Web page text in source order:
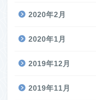
2020年2月
2020年1月
2019年12月
2019年11月